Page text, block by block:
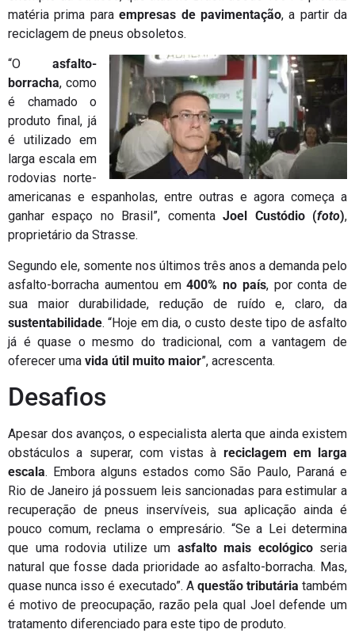
matéria prima paraempresas de pavimentação, a partir da
reciclagem de pneus obsoletos.
“O asfalto-
borracha, como
é chamado o
produto final, já
é utilizado em
larga escala em
rodovias norte-
americanas e espanholas, entre outras e agora começa a
ganhar espaço no Brasil”, comentaJoel Custódio (foto),
proprietário da Strasse.
Segundo ele, somente nos últimos três anos a demanda pelo
asfalto-borracha aumentou em400% no país, por conta de
sua maior durabilidade, redução de ruído e, claro, da
sustentabilidade. “Hoje em dia, o custo deste tipo de asfalto
já é quase o mesmo do tradicional, com a vantagem de
oferecer uma vida útil muito maior”, acrescenta.
Desafios
Apesar dos avanços, o especialista alerta que ainda existem
obstáculos a superar, com vistas à reciclagem em larga
escala. Embora alguns estados como São Paulo, Paraná e
Rio de Janeiro já possuem leis sancionadas para estimular a
recuperação de pneus inservíveis, sua aplicação ainda é
pouco comum, reclama o empresário. “Se a Lei determina
que uma rodovia utilize um asfalto mais ecológicoseria
natural que fosse dada prioridade ao asfalto-borracha. Mas,
quase nunca isso é executado”. A questão tributária também
é motivo de preocupação, razão pela qual Joel defende um
tratamento diferenciado para este tipo de produto.